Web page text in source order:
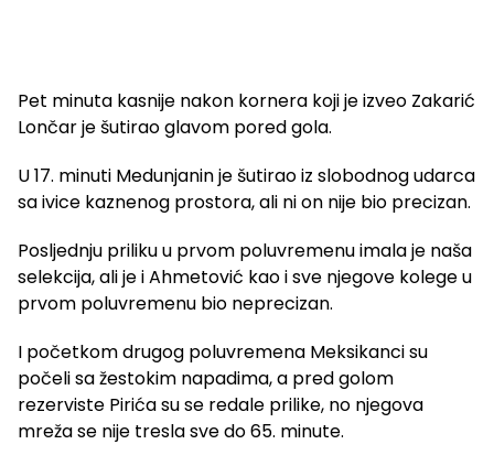
Pet minuta kasnije nakon kornera koji je izveo Zakarić
Lončar je šutirao glavom pored gola.
U 17. minuti Medunjanin je šutirao iz slobodnog udarca
sa ivice kaznenog prostora, ali ni on nije bio precizan.
Posljednju priliku u prvom poluvremenu imala je naša
selekcija, ali je i Ahmetović kao i sve njegove kolege u
prvom poluvremenu bio neprecizan.
I početkom drugog poluvremena Meksikanci su
počeli sa žestokim napadima, a pred golom
rezerviste Pirića su se redale prilike, no njegova
mreža se nije tresla sve do 65. minute.